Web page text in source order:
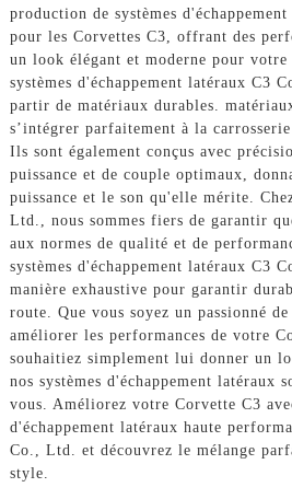
production de systèmes
pour les Corvettes C3, offrant des
un look élégant et moderne pour
systèmes d'échappement latéraux C3
partir de matériaux durables.
s’intégrer parfaitement à la
Ils sont également conçus avec
puissance et de couple optimaux,
puissance et le son qu'elle mérite.
Ltd., nous sommes fiers de garantir
aux normes de qualité et de
systèmes d'échappement latéraux C3
manière exhaustive pour garantir
route. Que vous soyez un passionné
améliorer les performances de votre
souhaitiez simplement lui donner un
nos systèmes d'échappement latéraux
vous. Améliorez votre Corvette C3
d'échappement latéraux haute
Co., Ltd. et découvrez le mélange
style.